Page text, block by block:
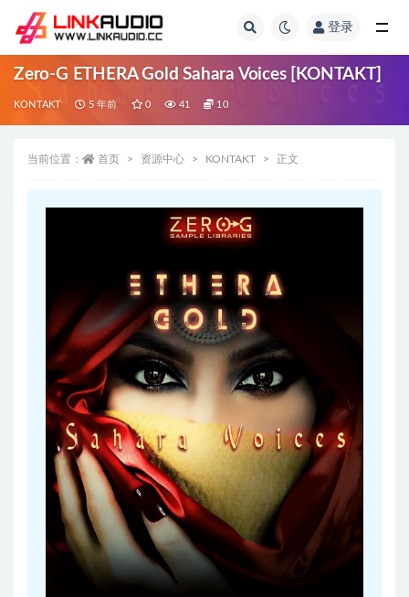
登录
Zero-G ETHERA Gold Sahara Voices [KONTAKT]
KONTAKT 5 年前 0 41 10
当前位置： 首页 资源中心 KONTAKT 正文